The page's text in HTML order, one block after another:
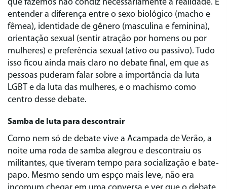
que fazemos não condiz necessariamente a realidade. E
entender a diferença entre o sexo biológico (macho e
fêmea), identidade de gênero (masculina e feminina),
orientação sexual (sentir atração por homens ou por
mulheres) e preferência sexual (ativo ou passivo). Tudo
isso ficou ainda mais claro no debate final, em que as
pessoas puderam falar sobre a importância da luta
LGBT e da luta das mulheres, e o machismo como
centro desse debate.
Samba de luta para descontrair
Como nem só de debate vive a Acampada de Verão, a
noite uma roda de samba alegrou e descontraiu os
militantes, que tiveram tempo para socialização e bate-
papo. Mesmo sendo um espço mais leve, não era